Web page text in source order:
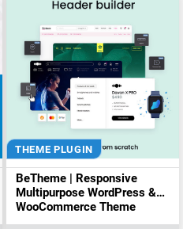
THEME PLUGIN
BeTheme | Responsive
Multipurpose WordPress &
WooCommerce Theme